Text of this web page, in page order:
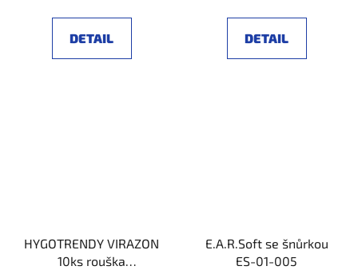
DETAIL DETAIL
HYGOTRENDY VIRAZON
10ks rouška
E.A.R.Soft se šnůrkou
ES-01-005